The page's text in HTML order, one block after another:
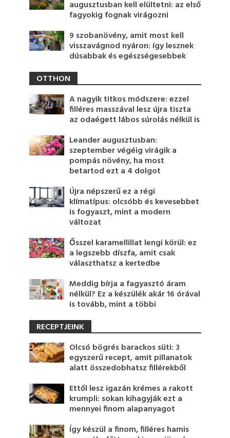
augusztusban kell elültetni: az első
fagyokig fognak virágozni
9 szobanövény, amit most kell
visszavágnod nyáron: így lesznek
dúsabbak és egészségesebbek
OTTHON
A nagyik titkos módszere: ezzel
filléres masszával lesz újra tiszta
az odaégett lábos súrolás nélkül is
Leander augusztusban:
szeptember végéig virágik a
pompás növény, ha most
betartod ezt a 4 dolgot
Újra népszerű ez a régi
klímatípus: olcsóbb és kevesebbet
is fogyaszt, mint a modern
változat
Ősszel karamellillat lengi körül: ez
a legszebb díszfa, amit csak
választhatsz a kertedbe
Meddig bírja a fagyasztó áram
nélkül? Ez a készülék akár 16 órával
is tovább, mint a többi
RECEPTJEINK
Olcsó bögrés barackos süti: 3
egyszerű recept, amit pillanatok
alatt összedobhatsz fillérekből
Ettől lesz igazán krémes a rakott
krumpli: sokan kihagyják ezt a
mennyei finom alapanyagot
Így készül a finom, filléres hamis